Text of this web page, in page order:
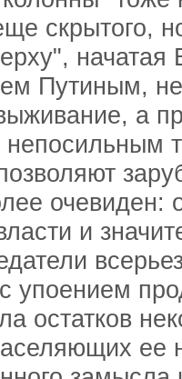
скрытого,
Путиным,
а
непосильным
очевиден:
и
упоением
остатков
ее